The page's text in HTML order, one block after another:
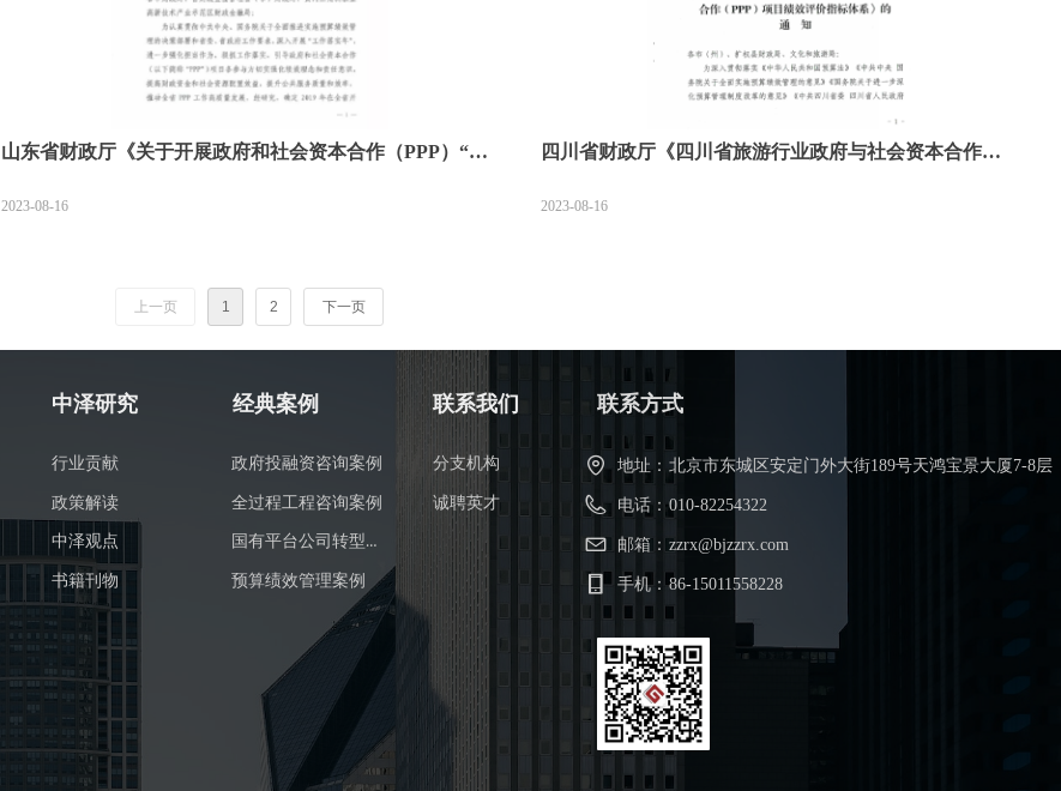
山东省财政厅《关于开展政府和社会资本合作（PPP）“绩
2023-08-16
四川省财政厅《四川省旅游行业政府与社会资本合作
2023-08-16
上一页 1 2 下一页
地址： 北京市东城区安定门外大街189号天鸿宝景大厦7-8层
电话：010-82254322
邮箱： zzrx@bjzzrx.com
手机：86-15011558228
联系方式
中泽研究
行业贡献
政策解读
中泽观点
书籍刊物
经典案例
政府投融资咨询案例
全过程工程咨询案例
国有平台公司转型案例
预算绩效管理案例
联系我们
分支机构
诚聘英才